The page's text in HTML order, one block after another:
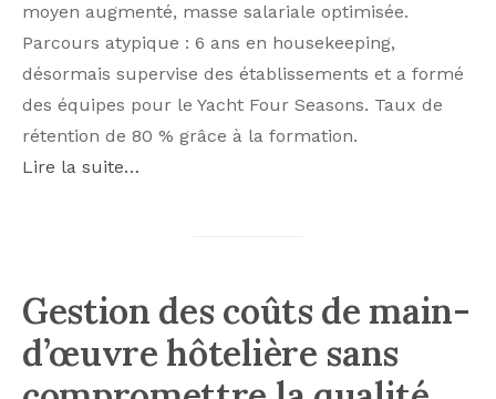
moyen augmenté, masse salariale optimisée.
Parcours atypique : 6 ans en housekeeping,
désormais supervise des établissements et a formé
des équipes pour le Yacht Four Seasons. Taux de
rétention de 80 % grâce à la formation.
Lire la suite…
Gestion des coûts de main-
d’œuvre hôtelière sans